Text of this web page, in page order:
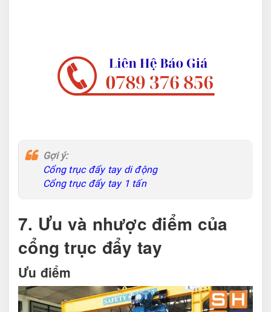
Gợi ý:
Cổng trục đẩy tay di động
Cổng trục đẩy tay 1 tấn
7. Ưu và nhược điểm của
cổng trục đẩy tay
Ưu điểm